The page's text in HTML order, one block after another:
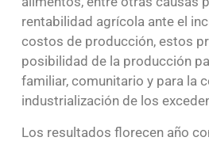
rentabilidad agrícola ante el
costos de producción, estos
posibilidad de la producción
familiar, comunitario y para la
industrialización de los
Los resultados florecen año